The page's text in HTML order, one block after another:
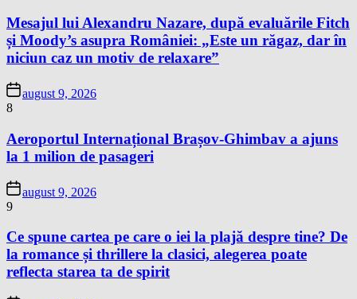
Mesajul lui Alexandru Nazare, după evaluările Fitch
și Moody’s asupra României: „Este un răgaz, dar în
niciun caz un motiv de relaxare”
august 9, 2026
8
Aeroportul Internațional Brașov-Ghimbav a ajuns
la 1 milion de pasageri
august 9, 2026
9
Ce spune cartea pe care o iei la plajă despre tine? De
la romance și thrillere la clasici, alegerea poate
reflecta starea ta de spirit